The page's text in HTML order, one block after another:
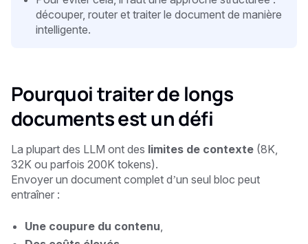
découper, router et traiter le document de manière
intelligente.
Pourquoi traiter de longs
documents est un défi
La plupart des LLM ont des limites de contexte (8K,
32K ou parfois 200K tokens).
Envoyer un document complet d’un seul bloc peut
entraîner :
Une coupure du contenu